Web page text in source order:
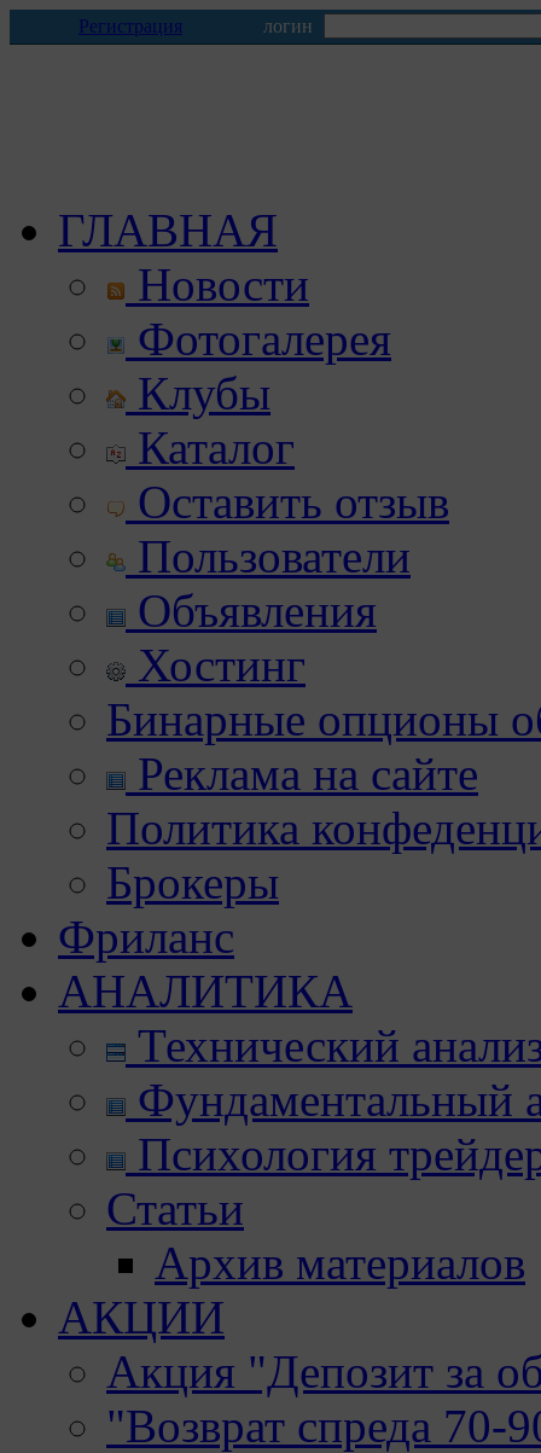
Регистрация логин
ГЛАВНАЯ
Новости
Фотогалерея
Клубы
Каталог
Оставить отзыв
Пользователи
Объявления
Хостинг
Бинарные опционы
Реклама на сайте
Политика
Брокеры
Фриланс
АНАЛИТИКА
Технический
Фундаментальный
Психология
Статьи
Архив материалов
АКЦИИ
Акция "Депозит за
"Возврат спреда 70-